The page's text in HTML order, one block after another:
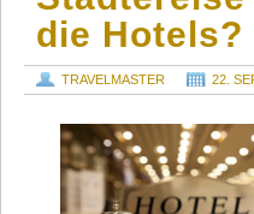
die Hotels?
TRAVELMASTER 22.